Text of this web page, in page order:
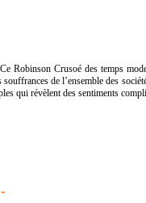
Robinson Crusoé des temps
de l’ensemble des
qui révèlent des sentiments